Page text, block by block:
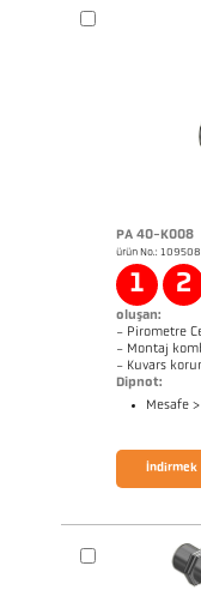
PA 40-K008
ürün No.:
1 2
oluşan:
- Pirometre
- Montaj
- Kuvars
Dipnot:
Mesafe
İndirmek